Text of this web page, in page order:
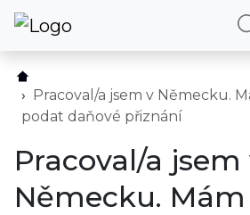
Služby
Země
O nás
Blog
Pracoval/a jsem v Německu.
podat daňové přiznání
Pracoval/a jsem
Německu. Mám